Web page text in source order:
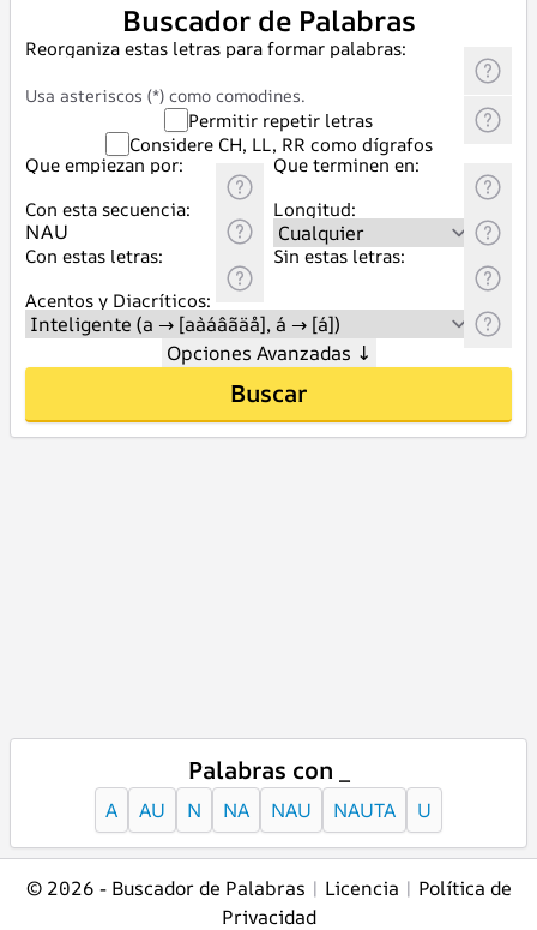
Buscador de Palabras
Reorganiza estas letras para formar palabras:
Usa asteriscos (*) como comodines.
Permitir repetir letras
Considere CH, LL, RR como dígrafos
Que empiezan por:
Que terminen en:
Con esta secuencia:
Longitud:
Con estas letras:
Sin estas letras:
Acentos y Diacríticos:
Opciones Avanzadas ↓
Buscar
Palabras con _
A AU N NA NAU NAUTA U
© 2026 - Buscador de Palabras | Licencia | Política de
Privacidad